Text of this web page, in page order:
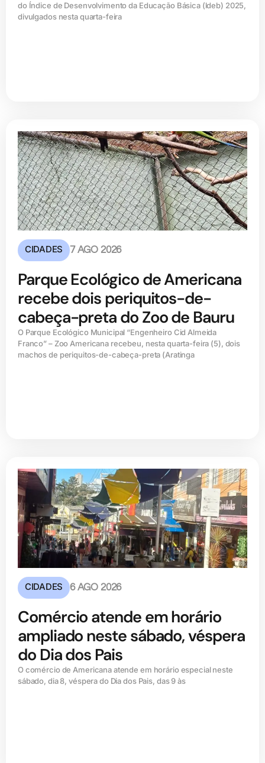
do Índice de Desenvolvimento da Educação Básica (ldeb) 2025,
divulgados nesta quarta-feira
CIDADES 7 AGO 2026
Parque Ecológico de Americana
recebe dois periquitos-de-
cabeça-preta do Zoo de Bauru
O Parque Ecológico Municipal “Engenheiro Cid Almeida
Franco” – Zoo Americana recebeu, nesta quarta-feira (5), dois
machos de periquitos-de-cabeça-preta (Aratinga
CIDADES 6 AGO 2026
Comércio atende em horário
ampliado neste sábado, véspera
do Dia dos Pais
O comércio de Americana atende em horário especial neste
sábado, dia 8, véspera do Dia dos Pais, das 9 às